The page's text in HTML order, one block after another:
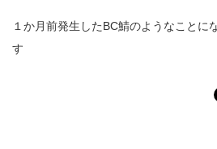
１か月前発生したBC鯖のようなことに
す